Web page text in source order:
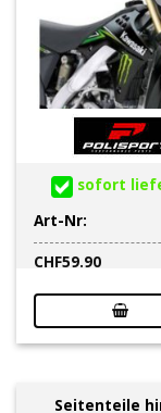
sofort
Art-Nr:
CHF59.90
Seitenteile